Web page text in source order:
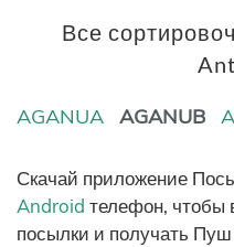
Все
AGANUA AGANUB
Скачай приложение
Android телефон, чтобы
посылки и получать